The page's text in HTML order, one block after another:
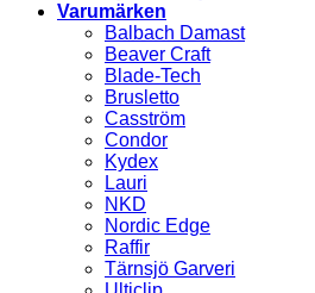
Varumärken
Balbach Damast
Beaver Craft
Blade-Tech
Brusletto
Casström
Condor
Kydex
Lauri
NKD
Nordic Edge
Raffir
Tärnsjö Garveri